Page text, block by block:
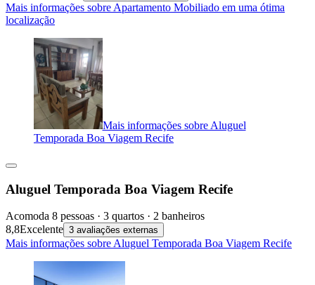
Mais informações sobre Apartamento Mobiliado em uma ótima
localização
Mais informações sobre Aluguel
Temporada Boa Viagem Recife
Aluguel Temporada Boa Viagem Recife
Acomoda 8 pessoas · 3 quartos · 2 banheiros
8,8Excelente 3 avaliações externas
Mais informações sobre Aluguel Temporada Boa Viagem Recife